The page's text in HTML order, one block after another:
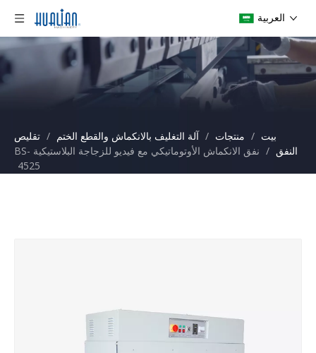
العربية
بيت / منتجات / آلة التغليف بالانكماش والقطع الختم / تقليص
النفق /
نفق الانكماش الأوتوماتيكي مع فيديو للزجاجة البلاستيكية BS-
4525